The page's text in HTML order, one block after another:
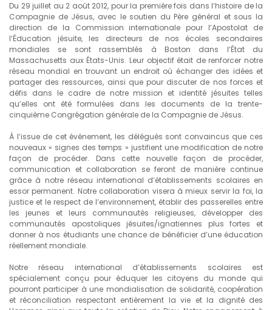
Du 29 juillet au 2 août 2012, pour la première fois dans l’histoire de la
Compagnie de Jésus, avec le soutien du Père général et sous la
direction de la Commission internationale pour l’Apostolat de
l’Éducation jésuite, les directeurs de nos écoles secondaires
mondiales se sont rassemblés à Boston dans l’État du
Massachusetts aux États-Unis. Leur objectif était de renforcer notre
réseau mondial en trouvant un endroit où échanger des idées et
partager des ressources, ainsi que pour discuter de nos forces et
défis dans le cadre de notre mission et identité jésuites telles
qu’elles ont été formulées dans les documents de la trente-
cinquième Congrégation générale de la Compagnie de Jésus.
À l’issue de cet événement, les délégués sont convaincus que ces
nouveaux « signes des temps » justifient une modification de notre
façon de procéder. Dans cette nouvelle façon de procéder,
communication et collaboration se feront de manière continue
grâce à notre réseau international d’établissements scolaires en
essor permanent. Notre collaboration visera à mieux servir la foi, la
justice et le respect de l’environnement, établir des passerelles entre
les jeunes et leurs communautés religieuses, développer des
communautés apostoliques jésuites/ignatiennes plus fortes et
donner à nos étudiants une chance de bénéficier d’une éducation
réellement mondiale.
Notre réseau international d’établissements scolaires est
spécialement conçu pour éduquer les citoyens du monde qui
pourront participer à une mondialisation de solidarité, coopération
et réconciliation respectant entièrement la vie et la dignité des